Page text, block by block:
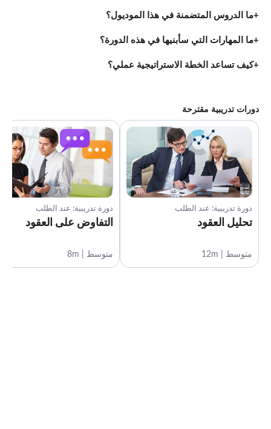
ما الدروس المتضمنة في هذا الموديول؟
ما المهارات التي سأبنيها في هذه الدورة؟
كيف تساعد الخطة الاستراتيجية عملي؟
دورات تدريبية مقترحة
دورة تدريبية: عند الطلب
تحليل العقود
متوسط | 12m
دورة تدريبية: عند الطلب
التفاوض على العقود
متوسط | 8m